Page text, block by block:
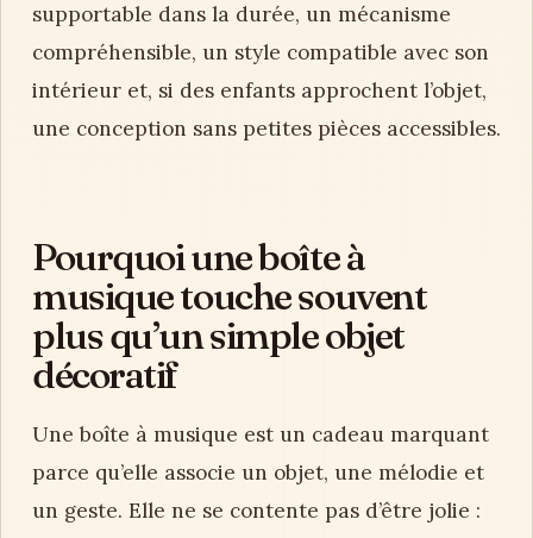
supportable dans la durée, un mécanisme
compréhensible, un style compatible avec son
intérieur et, si des enfants approchent l’objet,
une conception sans petites pièces accessibles.
Pourquoi une boîte à
musique touche souvent
plus qu’un simple objet
décoratif
Une boîte à musique est un cadeau marquant
parce qu’elle associe un objet, une mélodie et
un geste. Elle ne se contente pas d’être jolie :